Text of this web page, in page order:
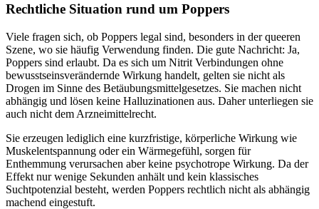
Rechtliche Situation rund um Poppers
Viele fragen sich, ob Poppers legal sind, besonders in der queeren
Szene, wo sie häufig Verwendung finden. Die gute Nachricht: Ja,
Poppers sind erlaubt. Da es sich um Nitrit Verbindungen ohne
bewusstseinsverändernde Wirkung handelt, gelten sie nicht als
Drogen im Sinne des Betäubungsmittelgesetzes. Sie machen nicht
abhängig und lösen keine Halluzinationen aus. Daher unterliegen sie
auch nicht dem Arzneimittelrecht.
Sie erzeugen lediglich eine kurzfristige, körperliche Wirkung wie
Muskelentspannung oder ein Wärmegefühl, sorgen für
Enthemmung verursachen aber keine psychotrope Wirkung. Da der
Effekt nur wenige Sekunden anhält und kein klassisches
Suchtpotenzial besteht, werden Poppers rechtlich nicht als abhängig
machend eingestuft.